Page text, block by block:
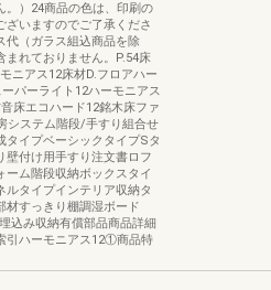
。）24商品の色は、印刷の
いますのでご了承くださ
代（ガラス組込商品を除
まれておりません。P.54床
ニアス12床材D.フロアハー
パーライト12ハーモニアス
床エコハード12銘木床ファ
システム階段/手すり組合せ
タイプベーシックタイプSタ
壁付け用手すり注文書ロフ
ーム階段収納ボックスタイ
ルタイプインテリア収納タ
材すっきり棚調湿ボード
込み収納有償部品商品詳細
引ハーモニアス12①商品特